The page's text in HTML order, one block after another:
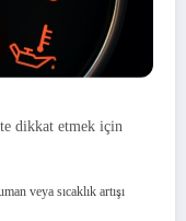
dikkat etmek için
veya sıcaklık artışı